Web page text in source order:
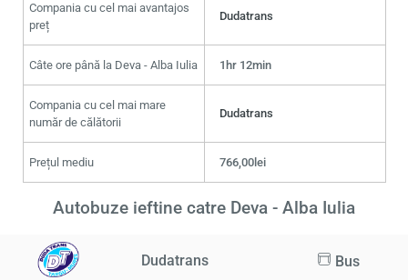
Compania cu cel mai avantajos
preț
Dudatrans
Câte ore până la Deva - Alba Iulia 1hr 12min
Compania cu cel mai mare
număr de călătorii
Dudatrans
Prețul mediu 766,00lei
Autobuze ieftine catre Deva - Alba Iulia
Dudatrans Bus